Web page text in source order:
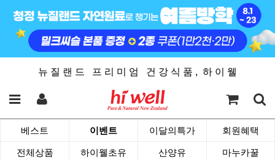
뉴 질 랜 드 프 리 미 엄 건 강 식 품 , 하 이 웰
베스트 이벤트 이달의특가 회원혜택
전체상품 하이웰초유 산양유 마누카꿀